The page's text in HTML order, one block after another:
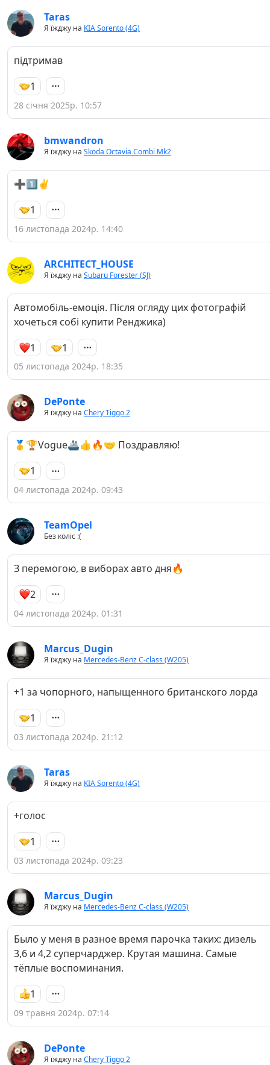
Taras
Я їжджу на KIA Sorento (4G)
підтримав
1
28 січня 2025р. 10:57
bmwandron
Я їжджу на Skoda Octavia Combi Mk2
➕1️⃣✌️
1
16 листопада 2024р. 14:40
ARCHITECT_HOUSE
Я їжджу на Subaru Forester (SJ)
Автомобіль-емоція. Після огляду цих фотографій
хочеться собі купити Ренджика)
1
1
05 листопада 2024р. 18:35
DePonte
Я їжджу на Chery Tiggo 2
🥇🏆Vogue🚢👍🔥🤝 Поздравляю!
1
04 листопада 2024р. 09:43
TeamOpel
Без коліс :(
З перемогою, в виборах авто дня🔥
2
04 листопада 2024р. 01:31
Marcus_Dugin
Я їжджу на Mercedes-Benz C-class (W205)
+1 за чопорного, напыщенного британского лорда
1
03 листопада 2024р. 21:12
Taras
Я їжджу на KIA Sorento (4G)
+голос
1
03 листопада 2024р. 09:23
Marcus_Dugin
Я їжджу на Mercedes-Benz C-class (W205)
Было у меня в разное время парочка таких: дизель
3,6 и 4,2 суперчарджер. Крутая машина. Самые
тёплые воспоминания.
1
09 травня 2024р. 07:14
DePonte
Я їжджу на Chery Tiggo 2